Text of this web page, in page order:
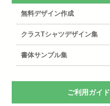
無料デザイン作成
クラスTシャツデザイン集
書体サンプル集
ご利用ガイド